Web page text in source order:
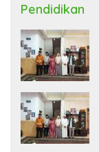
Pendidikan